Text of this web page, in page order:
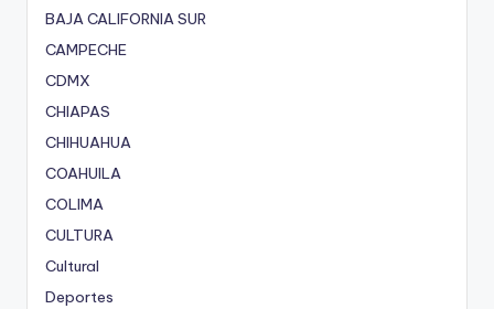
BAJA CALIFORNIA SUR
CAMPECHE
CDMX
CHIAPAS
CHIHUAHUA
COAHUILA
COLIMA
CULTURA
Cultural
Deportes